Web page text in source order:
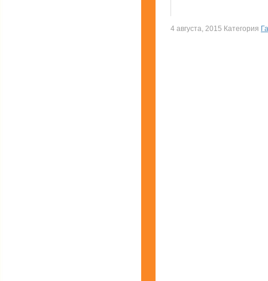
4 августа, 2015 Категория